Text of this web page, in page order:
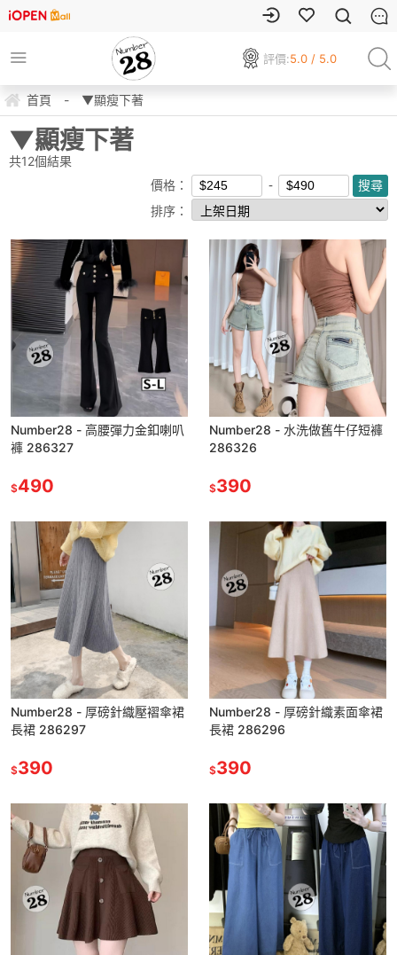
評價:5.0 / 5.0
首頁 - ▼顯瘦下著
▼顯瘦下著
共12個結果
價格：
排序：
Number28 - 高腰彈力金釦喇叭
褲 286327
$490
Number28 - 水洗做舊牛仔短褲
286326
$390
Number28 - 厚磅針織壓褶傘裙
長裙 286297
$390
Number28 - 厚磅針織素面傘裙
長裙 286296
$390